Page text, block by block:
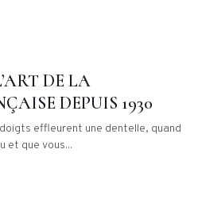
DE LA
DEPUIS 1930
effleurent une dentelle, quand
et que vous...